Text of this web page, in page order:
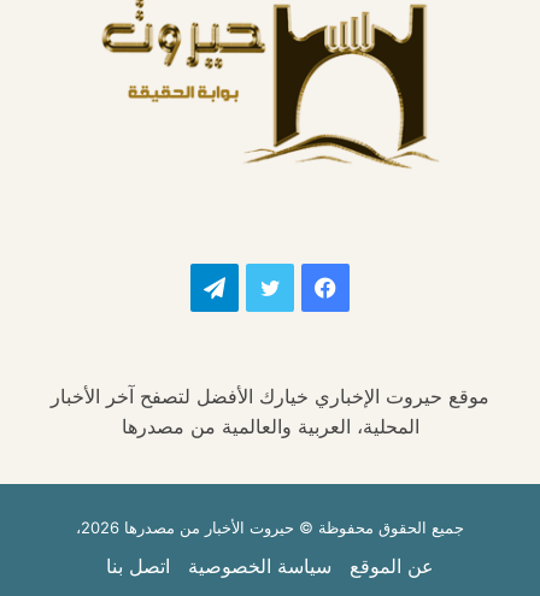
فيسبوك تويتر تيلقرام
موقع حيروت الإخباري خيارك الأفضل لتصفح آخر الأخبار
المحلية، العربية والعالمية من مصدرها
جميع الحقوق محفوظة © حيروت الأخبار من مصدرها 2026،
عن الموقع سياسة الخصوصية اتصل بنا